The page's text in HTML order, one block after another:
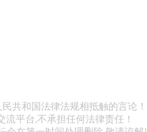
共和国法律法规相抵触的言论！
平台,不承担任何法律责任！